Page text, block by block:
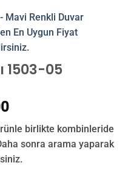
1503-05
Şu
andaki
fiyat:
₺ 2.800,00.
birlikte kombinleride
sonra arama yaparak